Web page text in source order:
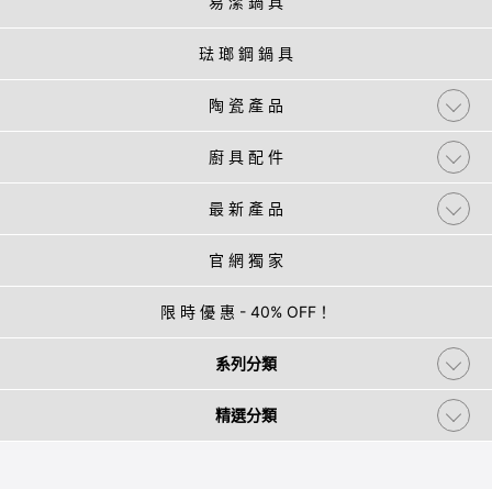
琺 瑯 鋼 鍋 具
陶 瓷 產 品
廚 具 配 件
最 新 產 品
官 網 獨 家
限 時 優 惠 - 40% OFF！
系列分類
精選分類